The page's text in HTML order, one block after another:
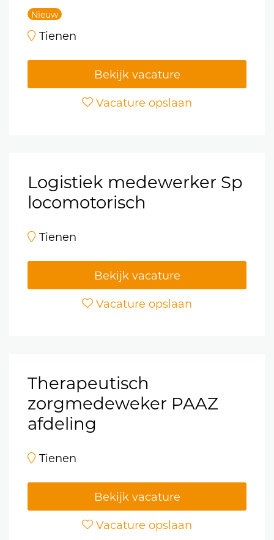
Nieuw
Tienen
Bekijk vacature
Vacature opslaan
Logistiek medewerker Sp
locomotorisch
Tienen
Bekijk vacature
Vacature opslaan
Therapeutisch
zorgmedeweker PAAZ
afdeling
Tienen
Bekijk vacature
Vacature opslaan